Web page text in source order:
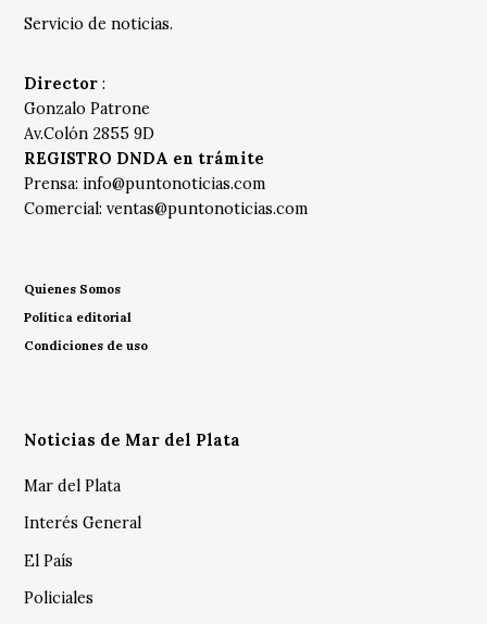
Servicio de noticias.
Director :
Gonzalo Patrone
Av.Colón 2855 9D
REGISTRO DNDA en trámite
Prensa: info@puntonoticias.com
Comercial:ventas@puntonoticias.com
Quienes Somos
Política editorial
Condiciones de uso
Noticias de Mar del Plata
Mar del Plata
Interés General
El País
Policiales